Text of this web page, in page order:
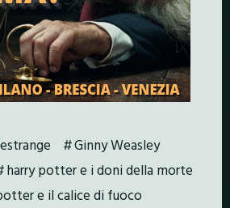
Ginny Weasley
harry potter e i doni della morte
e il calice di fuoco